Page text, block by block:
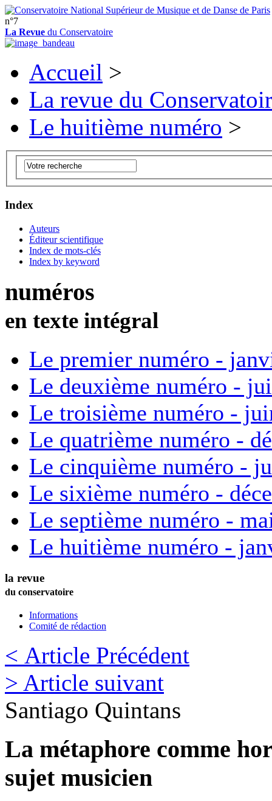
n°7
La Revue du Conservatoire
Accueil >
La revue du
Le huitième numéro >
Index
Auteurs
Éditeur scientifique
Index de mots-clés
Index by keyword
numéros
en texte intégral
Le premier numéro -
Le deuxième numéro -
Le troisième numéro -
Le quatrième numéro -
Le cinquième numéro -
Le sixième numéro -
Le septième numéro -
Le huitième numéro -
la revue
du conservatoire
Informations
Comité de rédaction
< Article Précédent
> Article suivant
Santiago Quintans
La métaphore comme
sujet musicien